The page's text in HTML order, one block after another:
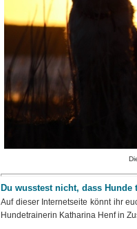
Du wusstest nicht, dass Hunde
Auf dieser Internetseite könnt ihr
Hundetrainerin Katharina Henf in